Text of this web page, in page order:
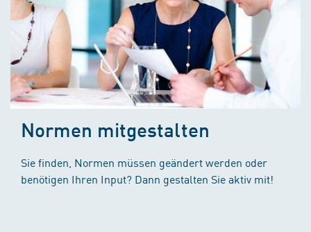
Normen mitgestalten
Sie finden, Normen müssen geändert werden oder
benötigen Ihren Input? Dann gestalten Sie aktiv mit!